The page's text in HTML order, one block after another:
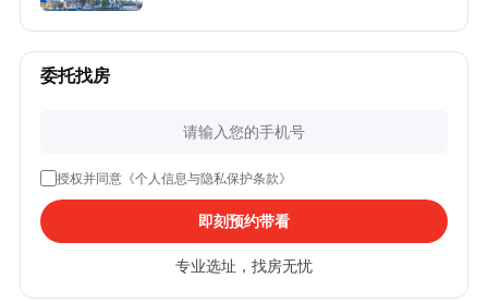
委托找房
授权并同意《个人信息与隐私保护条款》
即刻预约带看
专业选址，找房无忧